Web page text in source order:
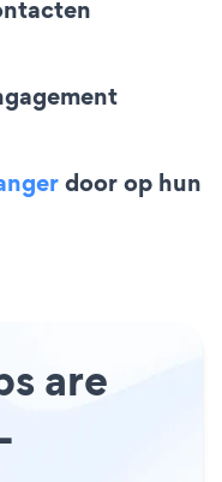
door op hun
are